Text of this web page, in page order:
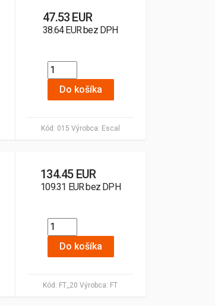
Kód: 015 Výrobca: Escal
47.53 EUR
38.64 EUR bez DPH
Do košíka
Kód: FT_20 Výrobca: FT
134.45 EUR
109.31 EUR bez DPH
Do košíka